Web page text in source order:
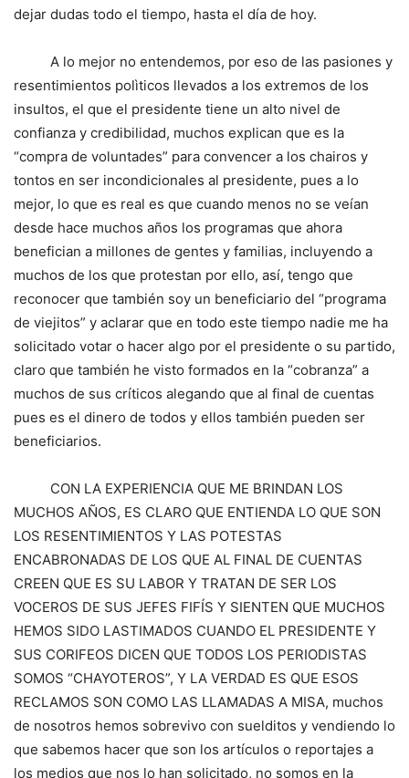
dejar dudas todo el tiempo, hasta el día de hoy.
A lo mejor no entendemos, por eso de las pasiones y
resentimientos polìticos llevados a los extremos de los
insultos, el que el presidente tiene un alto nivel de
confianza y credibilidad, muchos explican que es la
“compra de voluntades” para convencer a los chairos y
tontos en ser incondicionales al presidente, pues a lo
mejor, lo que es real es que cuando menos no se veían
desde hace muchos años los programas que ahora
benefician a millones de gentes y familias, incluyendo a
muchos de los que protestan por ello, así, tengo que
reconocer que también soy un beneficiario del “programa
de viejitos” y aclarar que en todo este tiempo nadie me ha
solicitado votar o hacer algo por el presidente o su partido,
claro que también he visto formados en la “cobranza” a
muchos de sus críticos alegando que al final de cuentas
pues es el dinero de todos y ellos también pueden ser
beneficiarios.
CON LA EXPERIENCIA QUE ME BRINDAN LOS
MUCHOS AÑOS, ES CLARO QUE ENTIENDA LO QUE SON
LOS RESENTIMIENTOS Y LAS POTESTAS
ENCABRONADAS DE LOS QUE AL FINAL DE CUENTAS
CREEN QUE ES SU LABOR Y TRATAN DE SER LOS
VOCEROS DE SUS JEFES FIFÍS Y SIENTEN QUE MUCHOS
HEMOS SIDO LASTIMADOS CUANDO EL PRESIDENTE Y
SUS CORIFEOS DICEN QUE TODOS LOS PERIODISTAS
SOMOS “CHAYOTEROS”, Y LA VERDAD ES QUE ESOS
RECLAMOS SON COMO LAS LLAMADAS A MISA, muchos
de nosotros hemos sobrevivo con suelditos y vendiendo lo
que sabemos hacer que son los artículos o reportajes a
los medios que nos lo han solicitado, no somos en la